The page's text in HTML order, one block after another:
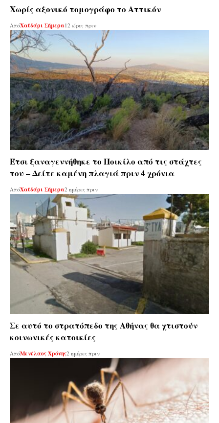
Χωρίς αξονικό τομογράφο το Αττικόν
ΑπόΧαϊδάρι Σήμερα12 ώρες πριν
Έτσι ξαναγεννήθηκε το Ποικίλο από τις στάχτες
του – Δείτε καμένη πλαγιά πριν 4 χρόνια
ΑπόΧαϊδάρι Σήμερα2 ημέρες πριν
Σε αυτό το στρατόπεδο της Αθήνας θα χτιστούν
κοινωνικές κατοικίες
ΑπόΜενέλαος Χρόνης2 ημέρες πριν